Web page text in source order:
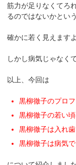
筋力が足りなくてろ
るのではないかとい
確かに若く見えます
しかし病気じゃなく
以上、今回は
黒柳徹子のプロ
黒柳徹子の若い
黒柳徹子は入れ歯
黒柳徹子は病気